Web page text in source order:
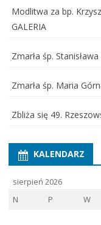
Modlitwa za bp.
GALERIA
Zmarła śp.
Zmarła śp. Maria
Zbliża się 49.
KALENDARZ
sierpień 2026
N
P W